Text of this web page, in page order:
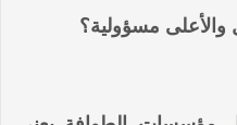
والأعلى مسؤولية؟